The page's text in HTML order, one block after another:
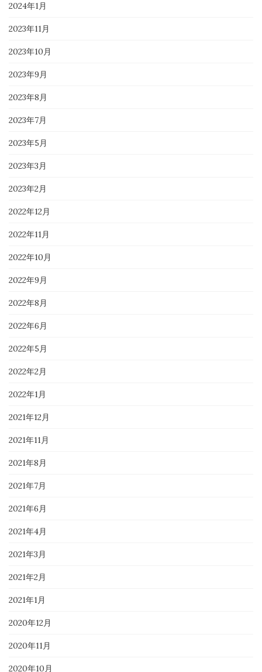
2024年1月
2023年11月
2023年10月
2023年9月
2023年8月
2023年7月
2023年5月
2023年3月
2023年2月
2022年12月
2022年11月
2022年10月
2022年9月
2022年8月
2022年6月
2022年5月
2022年2月
2022年1月
2021年12月
2021年11月
2021年8月
2021年7月
2021年6月
2021年4月
2021年3月
2021年2月
2021年1月
2020年12月
2020年11月
2020年10月